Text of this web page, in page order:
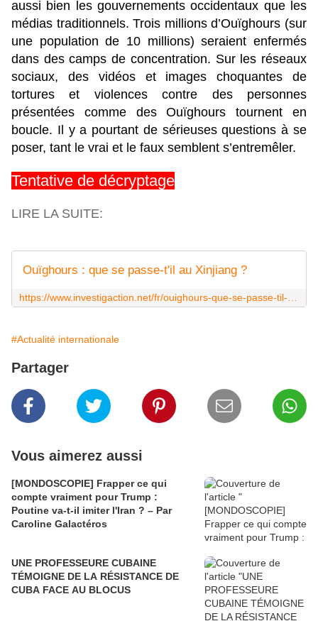
aussi bien les gouvernements occidentaux que les
médias traditionnels. Trois millions d’Ouïghours (sur
une population de 10 millions) seraient enfermés
dans des camps de concentration. Sur les réseaux
sociaux, des vidéos et images choquantes de
tortures et violences contre des personnes
présentées comme des Ouïghours tournent en
boucle. Il y a pourtant de sérieuses questions à se
poser, tant le vrai et le faux semblent s’entremêler.
Tentative de décryptage
LIRE LA SUITE:
Ouïghours : que se passe-t'il au Xinjiang ?
#Actualité internationale
Partager
Vous aimerez aussi
[MONDOSCOPIE] Frapper ce qui
compte vraiment pour Trump :
Poutine va-t-il imiter l'Iran ? – Par
Caroline Galactéros
UNE PROFESSEURE CUBAINE
TÉMOIGNE DE LA RÉSISTANCE DE
CUBA FACE AU BLOCUS